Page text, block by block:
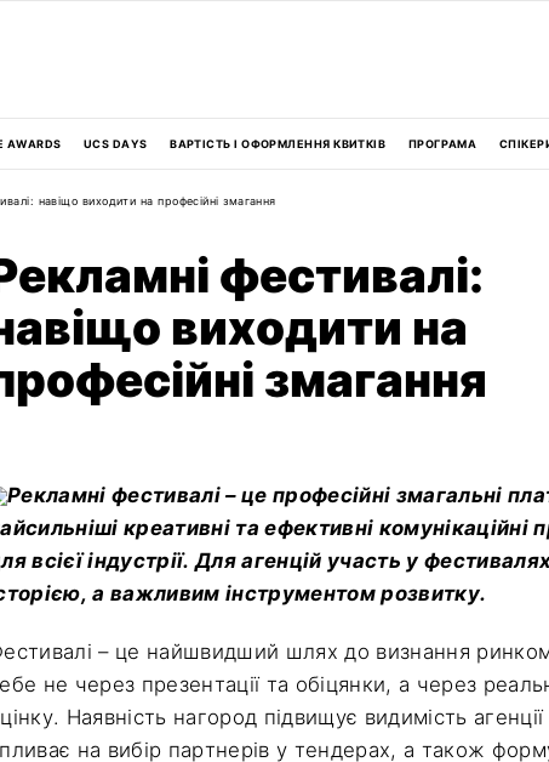
AWARDS UCS DAYS ВАРТІСТЬ І ОФОРМЛЕННЯ КВИТКІВ ПРОГРАМА
навіщо виходити на професійні змагання
фестивалі:
виходити на
змагання
Рекламні фестивалі – це професійні змагальні
креативні та ефективні
всієї індустрії. Для агенцій участь у
а важливим інструментом розвитку.
– це найшвидший шлях до визнання
не через презентації та обіцянки, а через
Наявність нагород підвищує видимість
на вибір партнерів у тендерах, а також